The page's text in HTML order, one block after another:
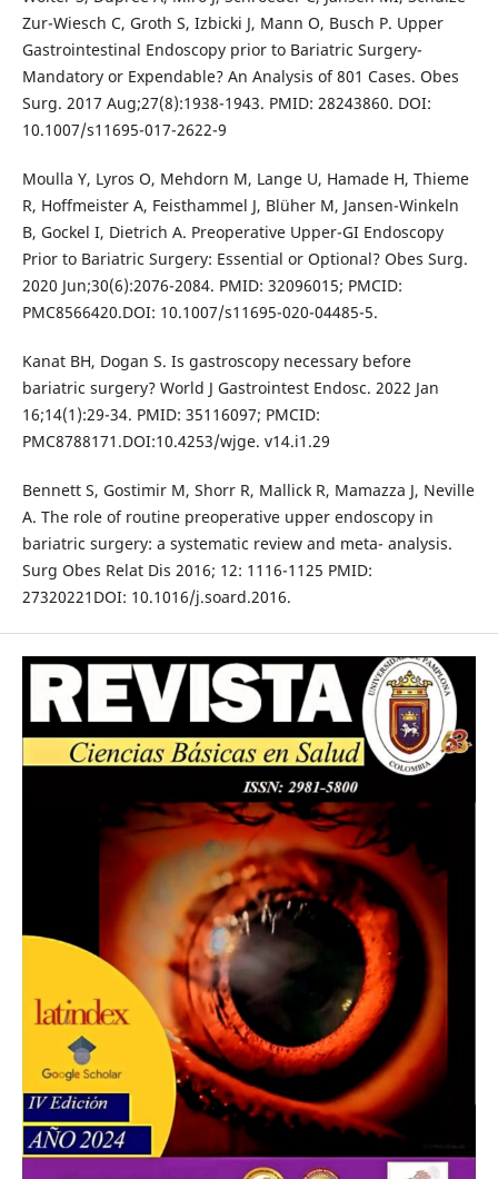
Zur-Wiesch C, Groth S, Izbicki J, Mann O, Busch P. Upper
Gastrointestinal Endoscopy prior to Bariatric Surgery-
Mandatory or Expendable? An Analysis of 801 Cases. Obes
Surg. 2017 Aug;27(8):1938-1943. PMID: 28243860. DOI:
10.1007/s11695-017-2622-9
Moulla Y, Lyros O, Mehdorn M, Lange U, Hamade H, Thieme
R, Hoffmeister A, Feisthammel J, Blüher M, Jansen-Winkeln
B, Gockel I, Dietrich A. Preoperative Upper-GI Endoscopy
Prior to Bariatric Surgery: Essential or Optional? Obes Surg.
2020 Jun;30(6):2076-2084. PMID: 32096015; PMCID:
PMC8566420.DOI: 10.1007/s11695-020-04485-5.
Kanat BH, Dogan S. Is gastroscopy necessary before
bariatric surgery? World J Gastrointest Endosc. 2022 Jan
16;14(1):29-34. PMID: 35116097; PMCID:
PMC8788171.DOI:10.4253/wjge. v14.i1.29
Bennett S, Gostimir M, Shorr R, Mallick R, Mamazza J, Neville
A. The role of routine preoperative upper endoscopy in
bariatric surgery: a systematic review and meta- analysis.
Surg Obes Relat Dis 2016; 12: 1116-1125 PMID:
27320221DOI: 10.1016/j.soard.2016.